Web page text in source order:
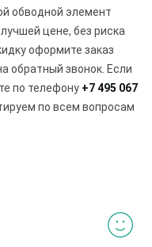
обводной элемент
цене, без риска
оформите заказ
обратный звонок. Если
по телефону +7 495 067
по всем вопросам